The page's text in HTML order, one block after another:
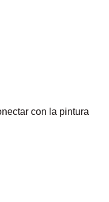
con la pintura